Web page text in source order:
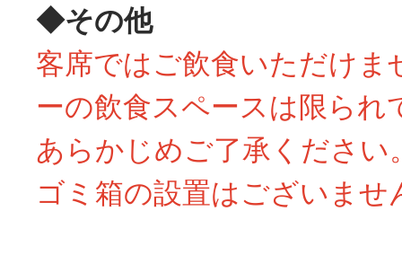
◆その他
客席ではご飲食いただけま
ーの飲食スペースは限られ
あらかじめご了承ください
ゴミ箱の設置はございませ